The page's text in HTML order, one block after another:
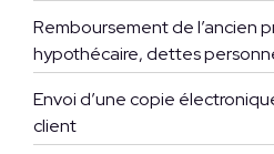
Remboursement de l’ancien
hypothécaire, dettes
Envoi d’une copie
client